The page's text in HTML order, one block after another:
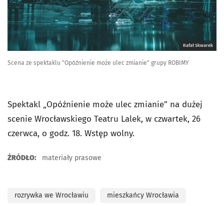
Rafał Skwarek
Scena ze spektaklu "Opóźnienie może ulec zmianie" grupy ROBIMY
Spektakl „Opóźnienie może ulec zmianie” na dużej
scenie Wrocławskiego Teatru Lalek, w czwartek, 26
czerwca, o godz. 18. Wstęp wolny.
ŹRÓDŁO: materiały prasowe
rozrywka we Wrocławiu mieszkańcy Wrocławia